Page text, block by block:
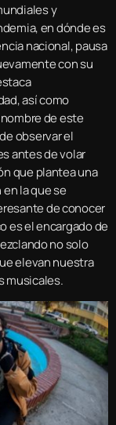
y
en dónde es
nacional, pausa
con su
así como
de este
observar el
antes de volar
que plantea una
la que se
de conocer
es el encargado de
no solo
elevan nuestra
musicales.